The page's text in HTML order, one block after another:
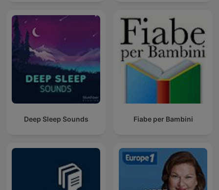
Deep Sleep Sounds Fiabe per Bambini